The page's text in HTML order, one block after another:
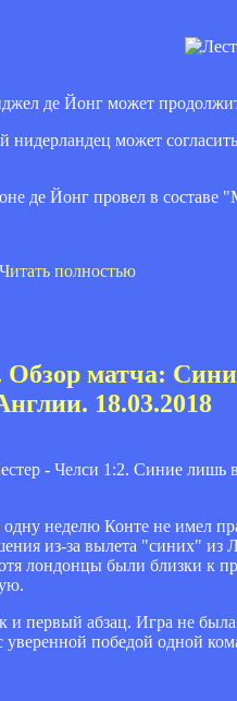
де Йонг может
нидерландец может
де Йонг провел в составе
Читать полностью
Обзор матча:
18.03.2018
одну неделю Конте не имел
из-за вылета "синих"
лондонцы были близки
и первый абзац. Игра не
уверенной победой одной